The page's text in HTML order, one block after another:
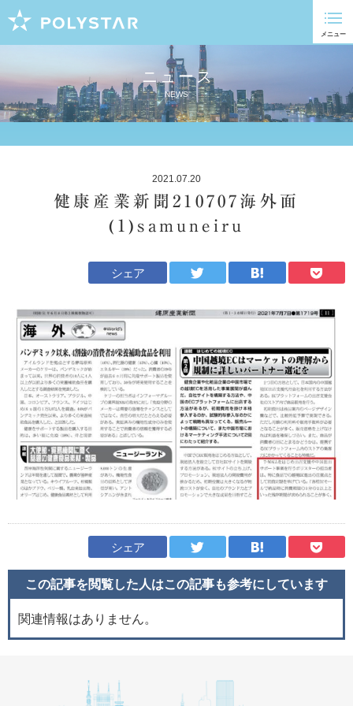
ニュース
NEWS
2021.07.20
健康産業新聞210707海外面
(1)samuneiru
シェア
シェア
この記事を閲覧した人はこの記事も参考にしています
関連情報はありません。